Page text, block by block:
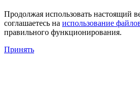
Продолжая использовать настоящий
соглашаетесь на использование
правильного функционирования.
Принять